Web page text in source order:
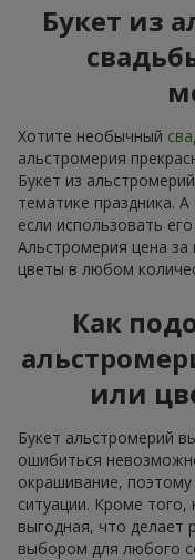
Букет из
Хотите необычный
альстромерия
Букет из
тематике праздника.
если использовать
Альстромерия цена за
цветы в любом
Как
или
Букет альстромерий
ошибиться
окрашивание,
ситуации. Кроме
выгодная, что делает
выбором для любого